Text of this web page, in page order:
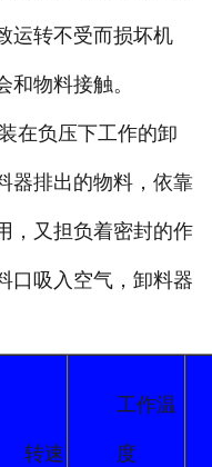
运转不受而损坏机
物料接触。
负压下工作的卸
器排出的物料，依靠
，又担负着密封的作
口吸入空气，卸料器
转速
工作温
度